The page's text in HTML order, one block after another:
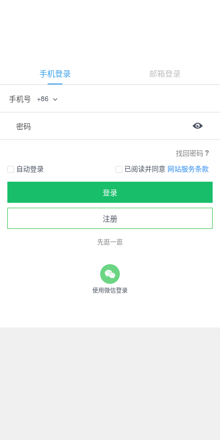
手机登录 邮箱登录
手机号 +86
密码
找回密码
自动登录
已阅读并同意 网站服务条款
登录
注册
先逛一逛
使用微信登录